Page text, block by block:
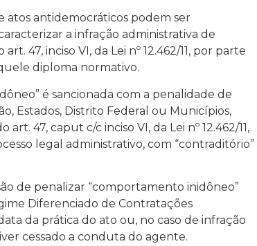
atos antidemocráticos podem ser
a infração administrativa de
47, inciso VI, da Lei nº 12.462/11, por parte
diploma normativo.
é sancionada com a penalidade de
Estados, Distrito Federal ou Municípios,
47, caput c/c inciso VI, da Lei nº 12.462/11,
legal administrativo, com “contraditório”
de penalizar “comportamento inidôneo”
Diferenciado de Contratações
da prática do ato ou, no caso de infração
cessado a conduta do agente.